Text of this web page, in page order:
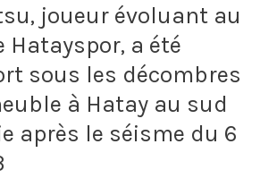
joueur évoluant au
a été
sous les décombres
à Hatay au sud
après le séisme du 6